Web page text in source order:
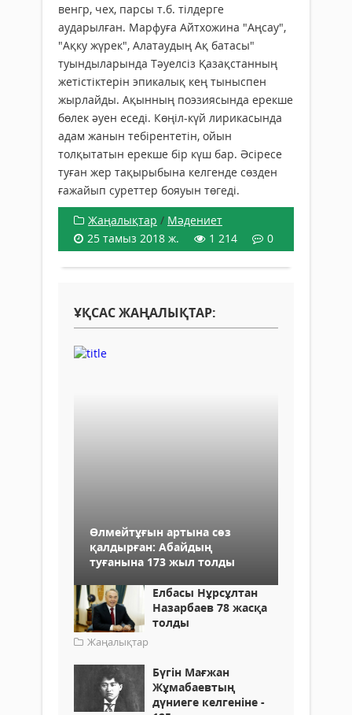
венгр, чех, парсы т.б. тілдерге
аударылған. Марфуға Айтхожина "Аңсау",
"Ақку жүрек", Алатаудың Ақ батасы"
туындыларында Тәуелсіз Қазақстанның
жетістіктерін эпикалық кең тыныспен
жырлайды. Ақынның поэзиясында ерекше
бөлек әуен еседі. Көңіл-күй лирикасында
адам жанын тебірентетін, ойын
толқытатын ерекше бір күш бар. Әсіресе
туған жер тақырыбына келгенде сөзден
ғажайып суреттер бояуын төгеді.
Жаңалықтар / Мәдениет
25 тамыз 2018 ж.
1 214 0
ҰҚСАС ЖАҢАЛЫҚТАР:
Өлмейтұғын артына сөз
қалдырған: Абайдың
туғанына 173 жыл толды
Елбасы Нұрсұлтан
Назарбаев 78 жасқа
толды
Жаңалықтар
Бүгін Мағжан
Жұмабаевтың
дүниеге келгеніне -